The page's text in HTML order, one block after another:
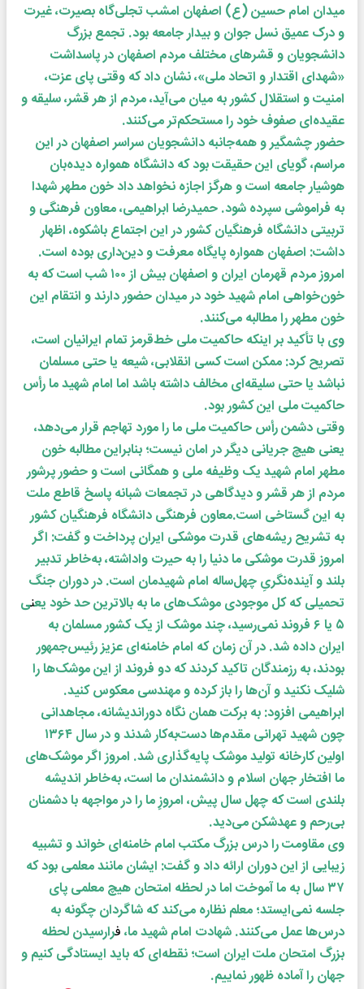
میدان امام حسین (ع) اصفهان امشب تجلی‌گاه بصیرت، غیرت
و درک عمیق نسل جوان و بیدار جامعه بود. تجمع بزرگ
دانشجویان و قشرهای مختلف مردم اصفهان در پاسداشت
«شهدای اقتدار و اتحاد ملی»، نشان داد که وقتی پای عزت،
امنیت و استقلال کشور به میان می‌آید، مردم از هر قشر، سلیقه و
عقیده‌ای صفوف خود را مستحکم‌تر می‌کنند.
حضور چشمگیر و همه‌جانبه دانشجویان سراسر اصفهان در این
مراسم، گویای این حقیقت بود که دانشگاه همواره دیده‌بان
هوشیار جامعه است و هرگز اجازه نخواهد داد خون مطهر شهدا
به فراموشی سپرده شود. حمیدرضا ابراهیمی، معاون فرهنگی و
تربیتی دانشگاه فرهنگیان کشور در این اجتماع باشکوه، اظهار
داشت: اصفهان همواره پایگاه معرفت و دین‌داری بوده است.
امروز مردم قهرمان ایران و اصفهان بیش از ۱۰۰ شب است که به
خون‌خواهی امام شهید خود در میدان حضور دارند و انتقام این
خون مطهر را مطالبه می‌کنند.
وی با تأکید بر اینکه حاکمیت ملی خط‌قرمز تمام ایرانیان است،
تصریح کرد: ممکن است کسی انقلابی، شیعه یا حتی مسلمان
نباشد یا حتی سلیقه‌ای مخالف داشته باشد اما امام شهید ما رأس
حاکمیت ملی این کشور بود.
وقتی دشمن رأس حاکمیت ملی ما را مورد تهاجم قرار می‌دهد،
یعنی هیچ جریانی دیگر در امان نیست؛ بنابراین مطالبه خون
مطهر امام شهید یک وظیفه ملی و همگانی است و حضور پرشور
مردم از هر قشر و دیدگاهی در تجمعات شبانه پاسخ قاطع ملت
به این گستاخی است.معاون فرهنگی دانشگاه فرهنگیان کشور
به تشریح ریشه‌های قدرت موشکی ایران پرداخت و گفت: اگر
امروز قدرت موشکی ما دنیا را به حیرت واداشته، به‌خاطر تدبیر
بلند و آینده‌نگریِ چهل‌ساله امام شهیدمان است. در دوران جنگ
تحمیلی که کل موجودی موشک‌های ما به بالاترین حد خود یعنی
۵ یا ۶ فروند نمی‌رسید، چند موشک از یک کشور مسلمان به
ایران داده شد. در آن زمان که امام خامنه‌ای عزیز رئیس‌جمهور
بودند، به رزمندگان تاکید کردند که دو فروند از این موشک‌ها را
شلیک نکنید و آن‌ها را باز کرده و مهندسی معکوس کنید.
ابراهیمی افزود: به برکت همان نگاه دوراندیشانه، مجاهدانی
چون شهید تهرانی مقدم‌ها دست‌به‌کار شدند و در سال ۱۳۶۴
اولین کارخانه تولید موشک پایه‌گذاری شد. امروز اگر موشک‌های
ما افتخار جهان اسلام و دانشمندان ما است، به‌خاطر اندیشه
بلندی است که چهل سال پیش، امروزِ ما را در مواجهه با دشمنان
بی‌رحم و عهدشکن می‌دید.
وی مقاومت را درس بزرگ مکتب امام خامنه‌ای خواند و تشبیه
زیبایی از این دوران ارائه داد و گفت: ایشان مانند معلمیبود که
۳۷ سال به ما آموخت اما در لحظه امتحان هیچ معلمی پای
جلسه نمی‌ایستد؛ معلم نظاره می‌کند که شاگردان چگونه به
درس‌ها عمل می‌کنند. شهادت امام شهید ما،فرارسیدن لحظه
بزرگ امتحان ملت ایران است؛ نقطه‌ای که باید ایستادگی کنیم و
جهان را آماده ظهور نماییم.